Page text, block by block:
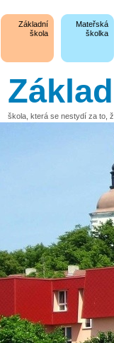
Základní
škola
Mateřská
školka
škola, která se nestydí za to,